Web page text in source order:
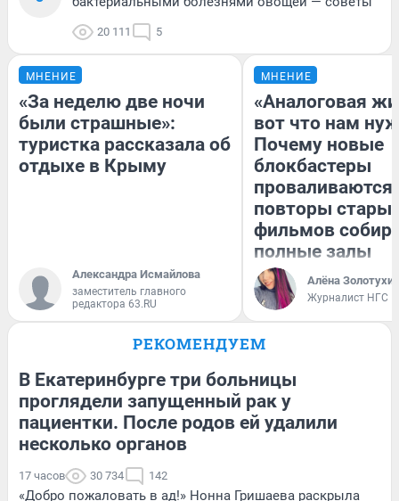
20 111 5
МНЕНИЕ
«За неделю две ночи
были страшные»:
туристка рассказала об
отдыхе в Крыму
Александра Исмайлова
заместитель главного
редактора 63.RU
МНЕНИЕ
«Аналоговая
вот что нам
Почему новые
блокбастеры
повторы
фильмов
полные залы
Алёна
Журналист НГС
РЕКОМЕНДУЕМ
В Екатеринбурге три больницы
проглядели запущенный рак у
пациентки. После родов ей удалили
несколько органов
17 часов 30 734 142
«Добро пожаловать в ад!» Нонна Гришаева раскрыла